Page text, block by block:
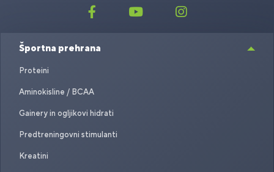
Športna prehrana
Proteini
Aminokisline / BCAA
Gainery in ogljikovi hidrati
Predtreningovni stimulanti
Kreatini